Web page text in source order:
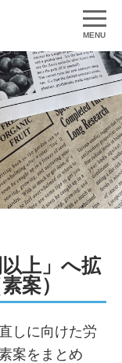
MENU
上」へ拡
案）
しに向けた労
案をまとめ